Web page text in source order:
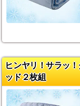
ヒンヤリ！サラッ
ッド２枚組